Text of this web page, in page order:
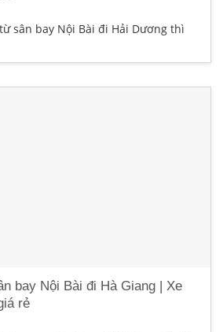
sân bay Nội Bài đi Hải Dương thì
bay Nội Bài đi Hà Giang | Xe
rẻ